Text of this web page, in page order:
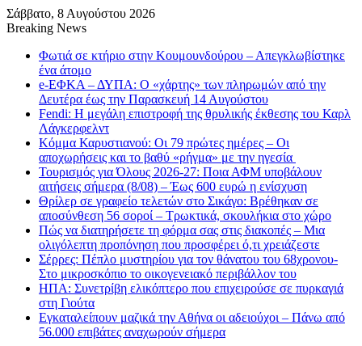
Σάββατο, 8 Αυγούστου 2026
Breaking News
Φωτιά σε κτήριο στην Κουμουνδούρου – Απεγκλωβίστηκε
ένα άτομο
e-ΕΦΚΑ – ΔΥΠΑ: Ο «χάρτης» των πληρωμών από την
Δευτέρα έως την Παρασκευή 14 Αυγούστου
Fendi: Η μεγάλη επιστροφή της θρυλικής έκθεσης του Καρλ
Λάγκερφελντ
Κόμμα Καρυστιανού: Οι 79 πρώτες ημέρες – Οι
αποχωρήσεις και το βαθύ «ρήγμα» με την ηγεσία
Τουρισμός για Όλους 2026-27: Ποια ΑΦΜ υποβάλουν
αιτήσεις σήμερα (8/08) – Έως 600 ευρώ η ενίσχυση
Θρίλερ σε γραφείο τελετών στο Σικάγο: Βρέθηκαν σε
αποσύνθεση 56 σοροί – Τρωκτικά, σκουλήκια στο χώρο
Πώς να διατηρήσετε τη φόρμα σας στις διακοπές – Μια
ολιγόλεπτη προπόνηση που προσφέρει ό,τι χρειάζεστε
Σέρρες: Πέπλο μυστηρίου για τον θάνατου του 68χρονου-
Στο μικροσκόπιο το οικογενειακό περιβάλλον του
ΗΠΑ: Συνετρίβη ελικόπτερο που επιχειρούσε σε πυρκαγιά
στη Γιούτα
Εγκαταλείπουν μαζικά την Αθήνα οι αδειούχοι – Πάνω από
56.000 επιβάτες αναχωρούν σήμερα